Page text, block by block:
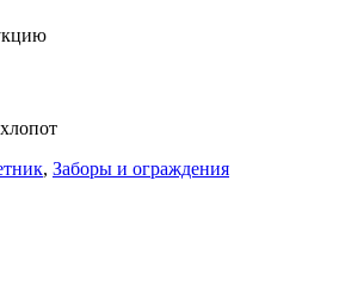
, Заборы и ограждения